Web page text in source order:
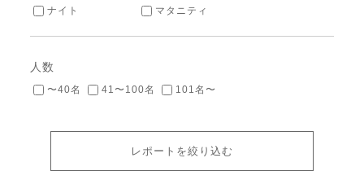
ナイト
マタニティ
人数
〜40名 41〜100名 101名〜
レポートを絞り込む